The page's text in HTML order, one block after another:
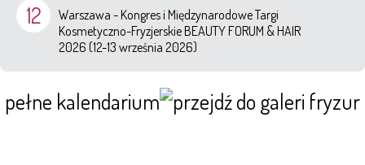
12
Warszawa - Kongres i Międzynarodowe Targi
Kosmetyczno-Fryzjerskie BEAUTY FORUM & HAIR
2026 (12-13 września 2026)
pełne kalendarium